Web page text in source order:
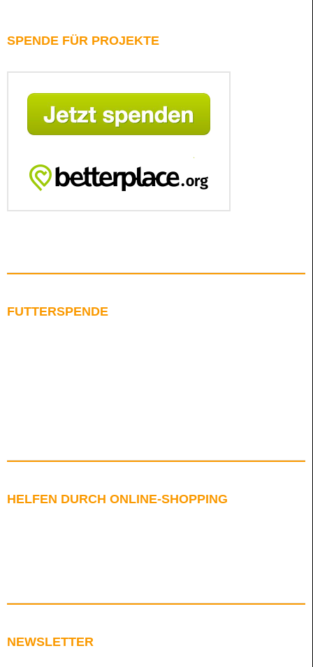
SPENDE FÜR PROJEKTE
FUTTERSPENDE
HELFEN DURCH ONLINE-SHOPPING
NEWSLETTER